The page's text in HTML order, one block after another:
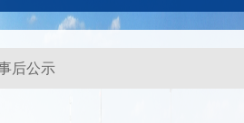
后公示